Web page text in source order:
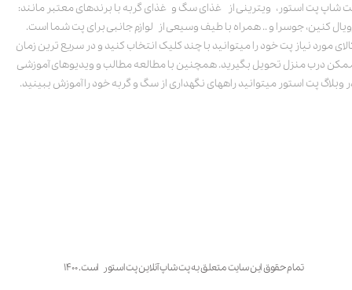
شاپ پت استور، ویترینی از غذای سگ و غذای گربه با برندهای معتبر مانند:
کنین، جوسرا و .. همراه با طیف وسیعی از لوازم جانبی برای پت شما است.
مورد نیاز پت خود را میتوانید با چند کلیک انتخاب کنید و در سریع ترین زمان
درب منزل تحویل بگیرید. همچنین با مطالعه مطالب و ویدیوهای آموزشی
وبلاگ پت استور میتوانید راههای نگهداری از سگ و گربه خود را آموزش ببینید.
تمام حقوق این سایت متعلق به پت شاپ آنلاین پت استور است. ۱۴۰۰